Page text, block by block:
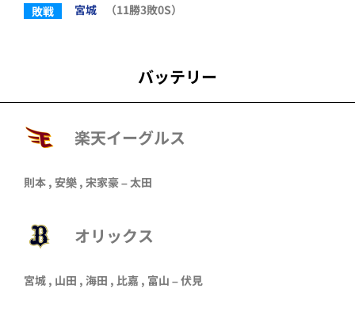
敗戦
宮城 （11勝3敗0S）
バッテリー
楽天イーグルス
則本 , 安樂 , 宋家豪–太田
オリックス
宮城 , 山田 , 海田 , 比嘉 , 富山 –伏見